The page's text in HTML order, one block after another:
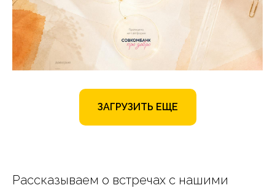
ЗАГРУЗИТЬ ЕЩЕ
Рассказываем о встречах с нашими